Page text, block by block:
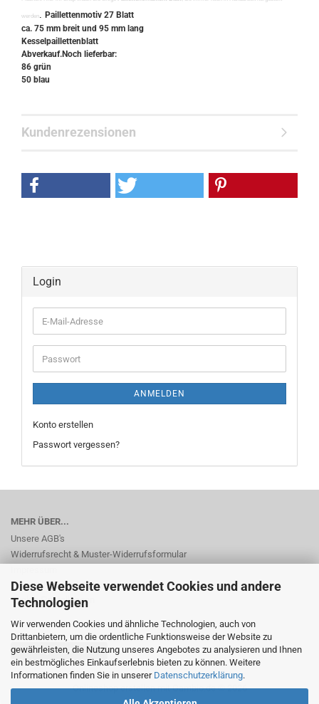
Diese Webseite verwendet Cookies und andere
Technologien
Wir verwenden Cookies und ähnliche Technologien, auch von
Drittanbietern, um die ordentliche Funktionsweise der Website zu
gewährleisten, die Nutzung unseres Angebotes zu analysieren und Ihnen
ein bestmögliches Einkaufserlebnis bieten zu können. Weitere
Informationen finden Sie in unserer Datenschutzerklärung.
werden. Paillettenmotiv 27 Blatt
ca. 75 mm breit und 95 mm lang
Kesselpaillettenblatt
Abverkauf.Noch lieferbar:
86 grün
​50 blau
Kundenrezensionen
Login
E-
Mail-
Adresse
Passwort
ANMELDEN
Konto erstellen
Passwort vergessen?
MEHR ÜBER...
Unsere AGB's
Widerrufsrecht & Muster-Widerrufsformular
Privatsphäre und Datenschutz
Cookie Einstellungen
Vertrag widerrufen
Onlineshop erstellenmit Gambio.de © 2026